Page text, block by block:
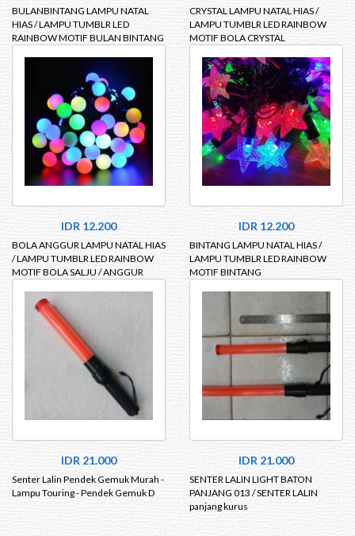
BULANBINTANG LAMPU NATAL
HIAS / LAMPU TUMBLR LED
RAINBOW MOTIF BULAN BINTANG
CRYSTAL LAMPU NATAL HIAS /
LAMPU TUMBLR LED RAINBOW
MOTIF BOLA CRYSTAL
IDR 12.200
BOLA ANGGUR LAMPU NATAL HIAS
/ LAMPU TUMBLR LED RAINBOW
MOTIF BOLA SALJU / ANGGUR
IDR 12.200
BINTANG LAMPU NATAL HIAS /
LAMPU TUMBLR LED RAINBOW
MOTIF BINTANG
IDR 21.000
Senter Lalin Pendek Gemuk Murah -
Lampu Touring - Pendek Gemuk D
IDR 21.000
SENTER LALIN LIGHT BATON
PANJANG 013 / SENTER LALIN
panjang kurus